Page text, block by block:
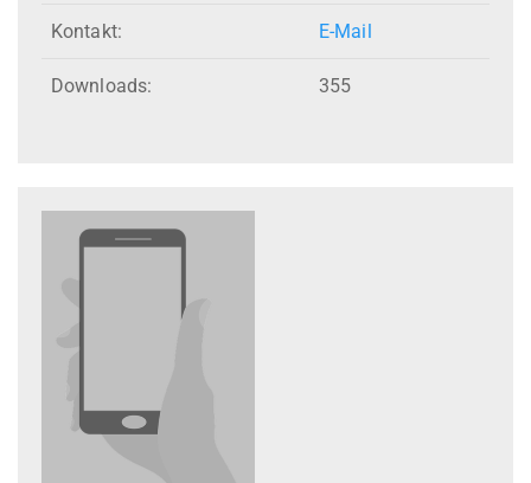
Kontakt: E-Mail
Downloads: 355